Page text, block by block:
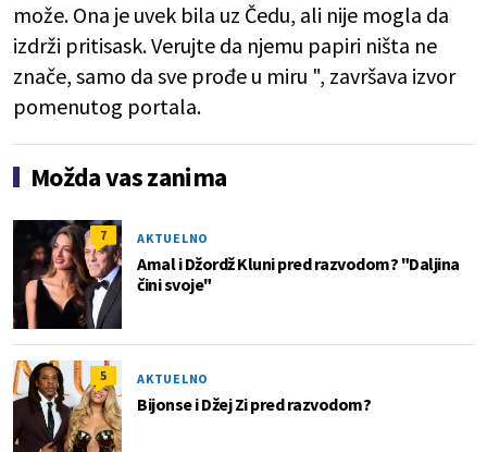
može. Ona je uvek bila uz Čedu, ali nije mogla da
izdrži pritisask. Verujte da njemu papiri ništa ne
znače, samo da sve prođe u miru ", završava izvor
pomenutog portala.
Možda vas zanima
7 AKTUELNO
Amal i Džordž Kluni pred razvodom? "Daljina
čini svoje"
5 AKTUELNO
Bijonse i Džej Zi pred razvodom?